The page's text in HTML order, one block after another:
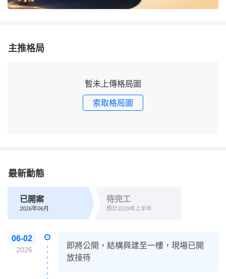
主推格局
暫未上傳格局圖
索取格局圖
最新動態
已開案
2026年06月
待完工
預計2029年上半年
06-02
2026
即將公開，結構興建至一樓，現場已開
放接待